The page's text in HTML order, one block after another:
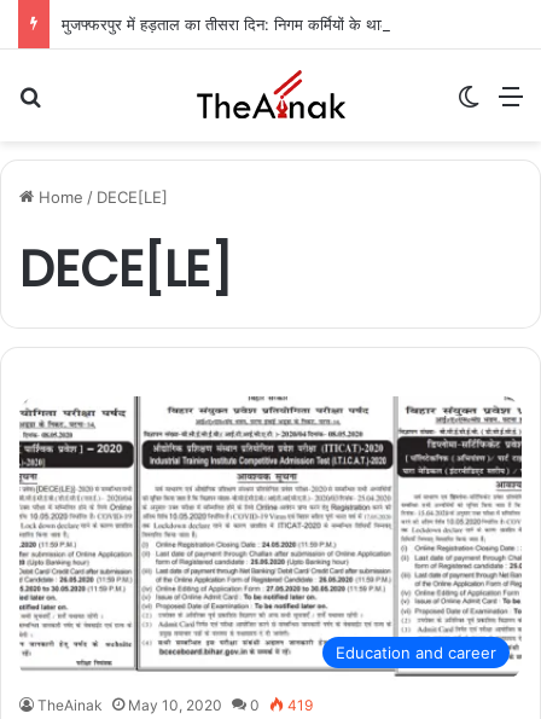
Home / DECE[LE]
DECE[LE]
Education and career
TheAinak May 10, 2020 0 419